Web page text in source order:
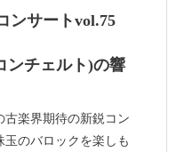
ンサートvol.75
ンチェルト)の響
楽界期待の新鋭コン
のバロックを楽しも